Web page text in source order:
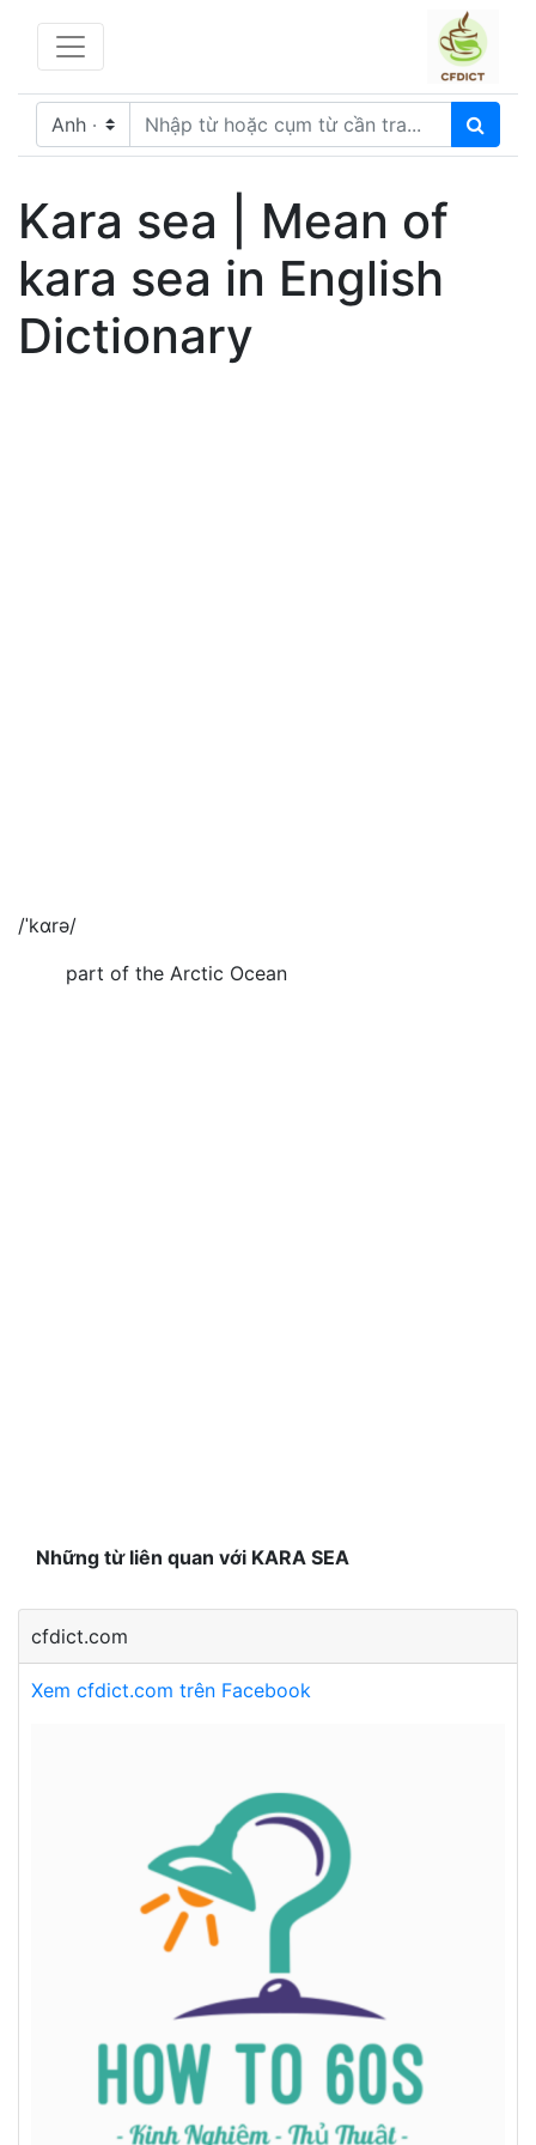
Kara sea | Mean of
kara sea in English
Dictionary
/ˈkɑrə/
part of the Arctic Ocean
Những từ liên quan với KARA SEA
cfdict.com
Xem cfdict.com trên Facebook